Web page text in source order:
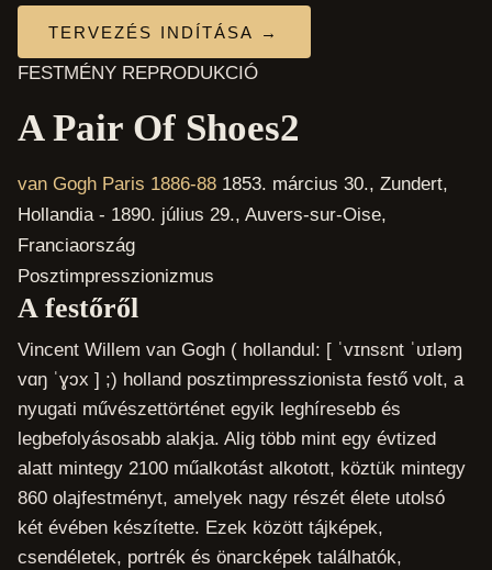
TERVEZÉS INDÍTÁSA →
FESTMÉNY REPRODUKCIÓ
A Pair Of Shoes2
van Gogh Paris 1886-88 1853. március 30., Zundert,
Hollandia - 1890. július 29., Auvers-sur-Oise,
Franciaország
Posztimpresszionizmus
A festőről
Vincent Willem van Gogh ( hollandul: [ ˈvɪnsɛnt ˈʋɪləɱ
vɑŋ ˈɣɔx ] ;) holland posztimpresszionista festő volt, a
nyugati művészettörténet egyik leghíresebb és
legbefolyásosabb alakja. Alig több mint egy évtized
alatt mintegy 2100 műalkotást alkotott, köztük mintegy
860 olajfestményt, amelyek nagy részét élete utolsó
két évében készítette. Ezek között tájképek,
csendéletek, portrék és önarcképek találhatók,